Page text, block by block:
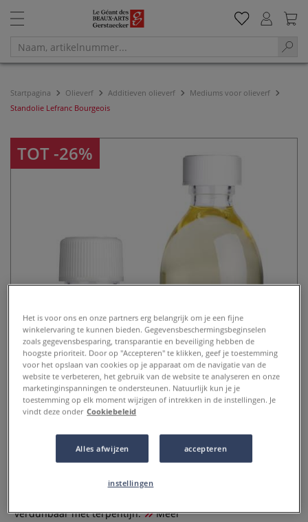
Startpagina Olieverf Additieven olieverf
Mediums voor olieverf
Standolie Lefranc Bourgeois
TOT -26%
Standolie Lefranc Bourgeois
verdunbaar met terpentijn.
Meer
Het is voor ons en onze partners erg belangrijk om je een fijne
winkelervaring te kunnen bieden. Gegevensbeschermingsbeginselen
zoals gegevensbesparing, transparantie en beveiliging hebben de
hoogste prioriteit. Door op "Accepteren" te klikken, geef je toestemming
voor het opslaan van cookies op je apparaat om de navigatie van de
website te verbeteren, het gebruik van de website te analyseren en onze
marketinginspanningen te ondersteunen. Natuurlijk kun je je
toestemming op elk moment wijzigen of intrekken in de instellingen. Je
vindt deze onder Cookiebeleid
Alles afwijzen accepteren
instellingen